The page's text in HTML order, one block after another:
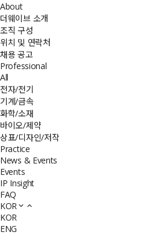
About
더웨이브 소개
조직 구성
위치 및 연락처
채용 공고
Professional
All
전자/전기
기계/금속
화학/소재
바이오/제약
상표/디자인/저작
Practice
News & Events
Events
IP Insight
FAQ
KOR
KOR
ENG